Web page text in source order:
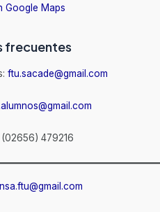
Google Maps
frecuentes
ftu.sacade@gmail.com
479216